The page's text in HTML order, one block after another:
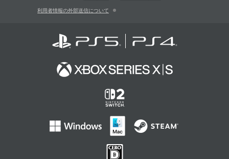
利用者情報の外部送信について